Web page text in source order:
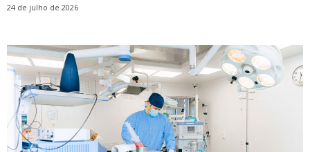
24 de julho de 2026